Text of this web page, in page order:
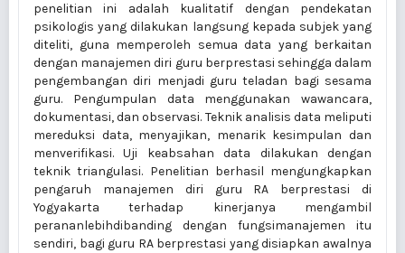
penelitian ini adalah kualitatif dengan pendekatan
psikologis yang dilakukan langsung kepada subjek yang
diteliti, guna memperoleh semua data yang berkaitan
dengan manajemen diri guru berprestasi sehingga dalam
pengembangan diri menjadi guru teladan bagi sesama
guru. Pengumpulan data menggunakan wawancara,
dokumentasi, dan observasi. Teknik analisis data meliputi
mereduksi data, menyajikan, menarik kesimpulan dan
menverifikasi. Uji keabsahan data dilakukan dengan
teknik triangulasi. Penelitian berhasil mengungkapkan
pengaruh manajemen diri guru RA berprestasi di
Yogyakarta terhadap kinerjanya mengambil
perananlebihdibanding dengan fungsimanajemen itu
sendiri, bagi guru RA berprestasi yang disiapkan awalnya